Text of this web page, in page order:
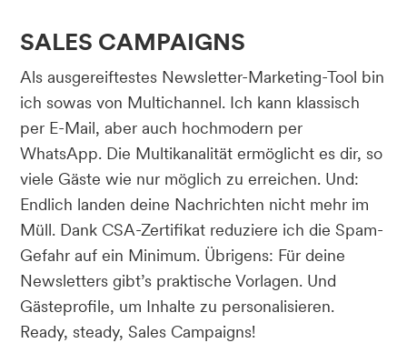
SALES CAMPAIGNS
Als ausgereiftestes Newsletter-Marketing-Tool bin
ich sowas von Multichannel. Ich kann klassisch
per E-Mail, aber auch hochmodern per
WhatsApp. Die Multikanalität ermöglicht es dir, so
viele Gäste wie nur möglich zu erreichen. Und:
Endlich landen deine Nachrichten nicht mehr im
Müll. Dank CSA-Zertifikat reduziere ich die Spam-
Gefahr auf ein Minimum. Übrigens: Für deine
Newsletters gibt’s praktische Vorlagen. Und
Gästeprofile, um Inhalte zu personalisieren.
Ready, steady, Sales Campaigns!